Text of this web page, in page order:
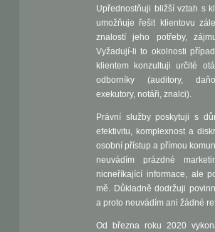
Upřednostňuji bližší vztah s
umožňuje řešit klientovu
znalostí jeho potřeby,
Vyžadují-li to okolnosti
klientem konzultuji určité
odborníky (auditory,
exekutory, notáři, znalci).
Právní služby poskytuji s
efektivitu, komplexnost a
osobní přístup a přímou
neuvádím prázdné
nicneříkající informace, ale
mě. Důkladně dodržuji
a proto neuvádím ani žádné
Od března roku 2020